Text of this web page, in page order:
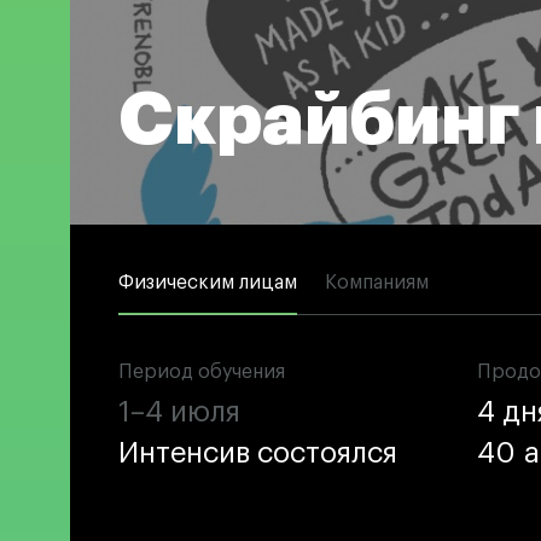
Контакты
Скрайбинг
Физическим лицам Компаниям
Период обучения
1–4 июля
Интенсив состоялся
4
40
Период обучения
1–4 июля
Интенсив состоялся
4
40